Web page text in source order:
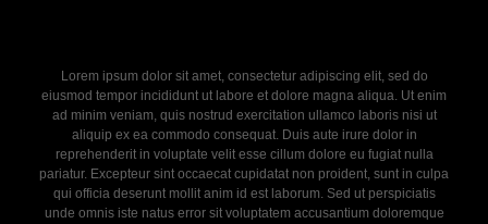
Lorem ipsum dolor sit amet, consectetur adipiscing elit, sed do
eiusmod tempor incididunt ut labore et dolore magna aliqua. Ut enim
ad minim veniam, quis nostrud exercitation ullamco laboris nisi ut
aliquip ex ea commodo consequat. Duis aute irure dolor in
reprehenderit in voluptate velit esse cillum dolore eu fugiat nulla
pariatur. Excepteur sint occaecat cupidatat non proident, sunt in culpa
qui officia deserunt mollit anim id est laborum. Sed ut perspiciatis
unde omnis iste natus error sit voluptatem accusantium doloremque